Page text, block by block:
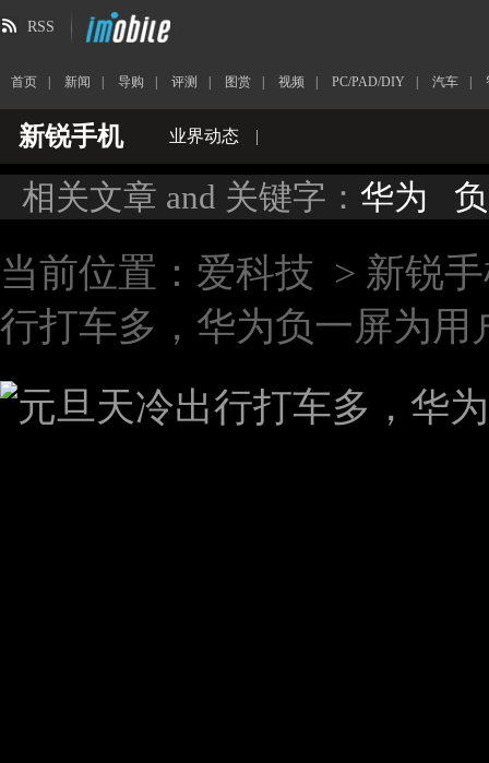
RSS
首页 新闻 导购 评测 图赏 视频 PC/PAD/DIY 汽车
新锐手机 业界动态 |
相关文章 and 关键字： 华为
当前位置： 爱科技 > 新锐
行打车多，华为负一屏为用